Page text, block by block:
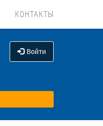
КОНТАКТЫ
Войти